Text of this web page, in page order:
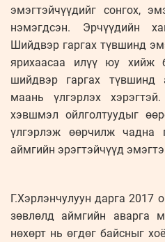
эмэгтэйчүүдийг сонгох,
нэмэгдсэн. Эрчүүдийн
Шийдвэр гаргах түвшинд
ярихаасаа илүү юу хийж
шийдвэр гаргах түвшинд
маань үлгэрлэх
хэвшмэл ойлголтуудыг
үлгэрлэж өөрчилж
аймгийн эрэгтэйчүүд
Г.Хэрлэнчулуун дарга 2017
зөвлөлд аймгийн аварга
нөхөрт нь өгдөг байсныг